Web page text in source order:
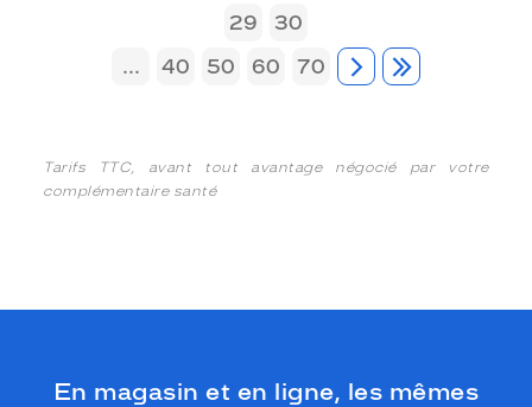
29
30
...
40 50 60 70
Tarifs TTC, avant tout avantage négocié par votre
complémentaire santé
En magasin et en ligne, les mêmes